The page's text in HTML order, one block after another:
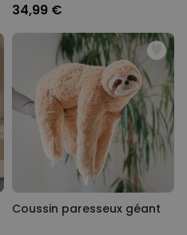
34,99 €
Coussin paresseux géant